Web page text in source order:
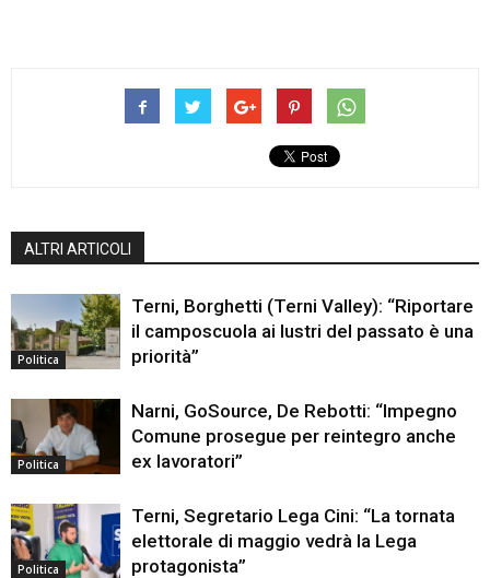
ALTRI ARTICOLI
Politica
Terni, Borghetti (Terni Valley): “Riportare
il camposcuola ai lustri del passato è una
priorità”
Politica
Narni, GoSource, De Rebotti: “Impegno
Comune prosegue per reintegro anche
ex lavoratori”
Politica
Terni, Segretario Lega Cini: “La tornata
elettorale di maggio vedrà la Lega
protagonista”